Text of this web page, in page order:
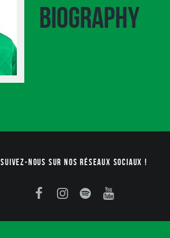
Biography
Suivez-nous sur nos réseaux sociaux !